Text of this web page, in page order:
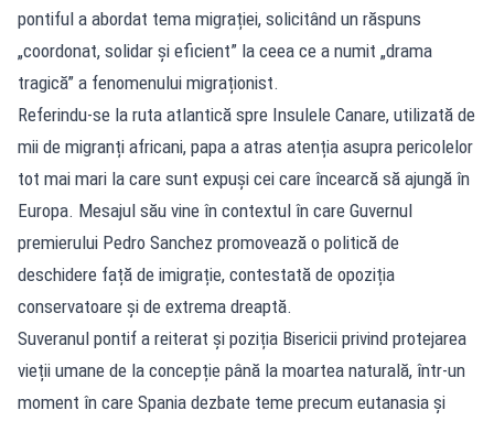
pontiful a abordat tema migrației, solicitând un răspuns
„coordonat, solidar și eficient” la ceea ce a numit „drama
tragică” a fenomenului migraționist.
Referindu-se la ruta atlantică spre Insulele Canare, utilizată de
mii de migranți africani, papa a atras atenția asupra pericolelor
tot mai mari la care sunt expuși cei care încearcă să ajungă în
Europa. Mesajul său vine în contextul în care Guvernul
premierului Pedro Sanchez promovează o politică de
deschidere față de imigrație, contestată de opoziția
conservatoare și de extrema dreaptă.
Suveranul pontif a reiterat și poziția Bisericii privind protejarea
vieții umane de la concepție până la moartea naturală, într-un
moment în care Spania dezbate teme precum eutanasia și